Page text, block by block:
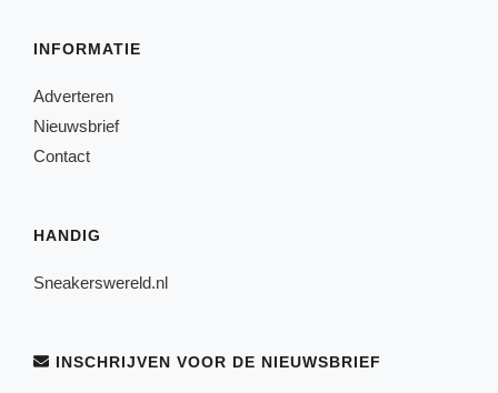
INFORMATIE
Adverteren
Nieuwsbrief
Contact
HANDIG
Sneakerswereld.nl
INSCHRIJVEN VOOR DE NIEUWSBRIEF